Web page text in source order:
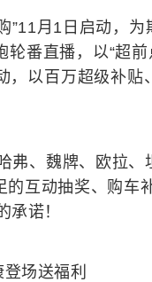
”11月1日启动，
番直播，以“超前
，以百万超级补
弗、魏牌、欧拉
互动抽奖、购车
承诺！
场送福利